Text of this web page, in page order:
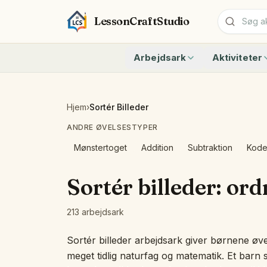
LessonCraftStudio
Arbejdsark
Addition
Kryptogram
Ordsøgning
Matchning
Aktiviteter
Tæl til 10
Addition Og
Hurtige
Genkend
Hjem›Sortér Billeder
ANDRE ØVELSESTYPER
Mønstertoget Addition Subtraktion
Sortér billeder:
213 arbejdsark
Sortér billeder arbejdsark giver børnene
meget tidlig naturfag og matematik. Et